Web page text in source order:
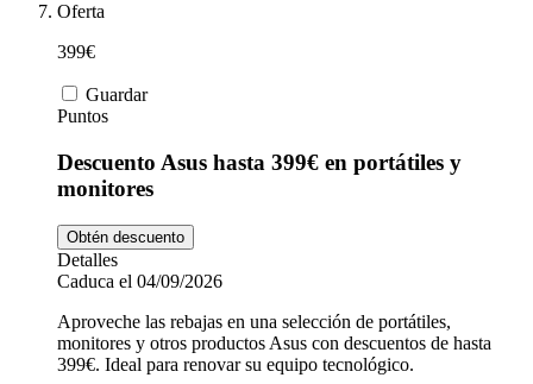
Oferta
399€
Guardar
Puntos
Descuento Asus hasta 399€ en portátiles y
monitores
Obtén descuento
Detalles
Caduca el 04/09/2026
Aproveche las rebajas en una selección de portátiles,
monitores y otros productos Asus con descuentos de hasta
399€. Ideal para renovar su equipo tecnológico.